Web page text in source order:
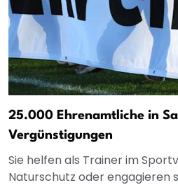
25.000 Ehrenamtliche in
Vergünstigungen
Sie helfen als Trainer im
Naturschutz oder engagieren